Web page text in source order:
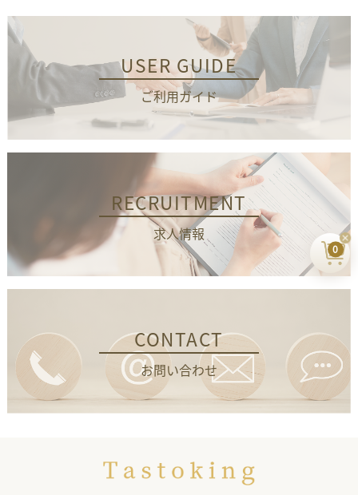
USER GUIDE
ご利用ガイド
RECRUITMENT
求人情報
CONTACT
お問い合わせ
0